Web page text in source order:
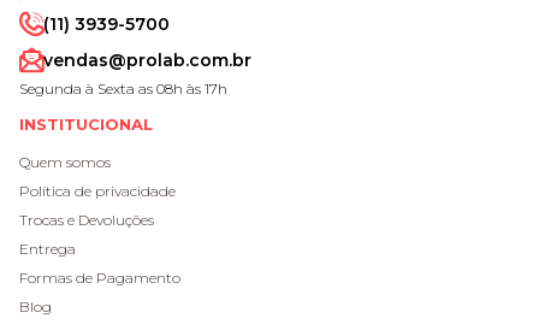
(11) 3939-5700
vendas@prolab.com.br
Segunda à Sexta as 08h às 17h
INSTITUCIONAL
Quem somos
Política de privacidade
Trocas e Devoluções
Entrega
Formas de Pagamento
Blog